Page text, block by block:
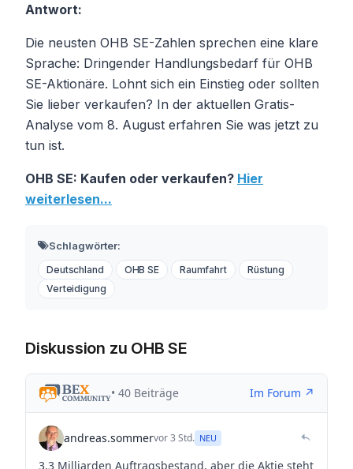
Antwort:
Die neusten OHB SE-Zahlen sprechen eine klare
Sprache: Dringender Handlungsbedarf für OHB
SE-Aktionäre. Lohnt sich ein Einstieg oder sollten
Sie lieber verkaufen? In der aktuellen Gratis-
Analyse vom 8. August erfahren Sie was jetzt zu
tun ist.
OHB SE: Kaufen oder verkaufen? Hier
weiterlesen...
Schlagwörter:
Deutschland OHB SE Raumfahrt
Rüstung
Verteidigung
Diskussion zu OHB SE